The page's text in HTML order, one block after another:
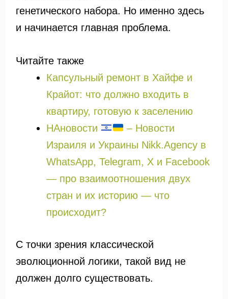
генетического набора. Но именно здесь
и начинается главная проблема.
Читайте также
Капсульный ремонт в Хайфе и
Крайот: что должно входить в
квартиру, готовую к заселению
НАновости
– Новости
Израиля и Украины Nikk.Agency в
WhatsApp, Telegram, X и Facebook
— про взаимоотношения двух
стран и их историю — что
происходит?
С точки зрения классической
эволюционной логики, такой вид не
должен долго существовать.